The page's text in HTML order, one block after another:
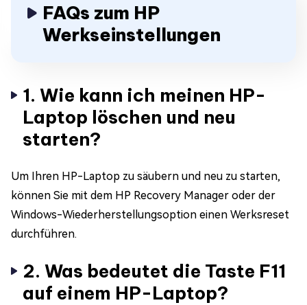
FAQs zum HP
Werkseinstellungen
1. Wie kann ich meinen HP-
Laptop löschen und neu
starten?
Um Ihren HP-Laptop zu säubern und neu zu starten,
können Sie mit dem HP Recovery Manager oder der
Windows-Wiederherstellungsoption einen Werksreset
durchführen.
2. Was bedeutet die Taste F11
auf einem HP-Laptop?